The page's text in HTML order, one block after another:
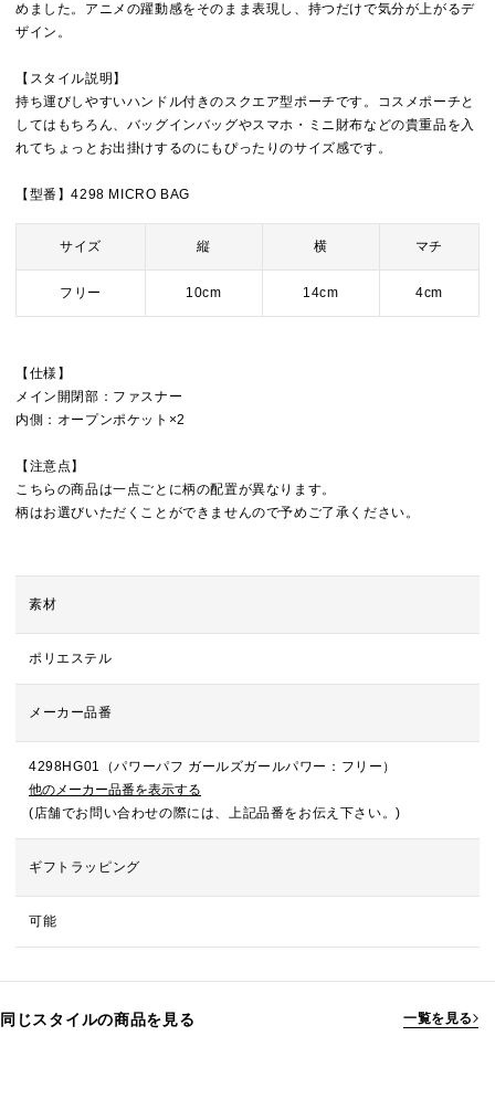
めました。アニメの躍動感をそのまま表現し、持つだけで気分が上がるデ
ザイン。
【スタイル説明】
持ち運びしやすいハンドル付きのスクエア型ポーチです。コスメポーチと
してはもちろん、バッグインバッグやスマホ・ミニ財布などの貴重品を入
れてちょっとお出掛けするのにもぴったりのサイズ感です。
【型番】4298 MICRO BAG
サイズ 縦 横 マチ
フリー 10cm 14cm 4cm
【仕様】
メイン開閉部：ファスナー
内側：オープンポケット×2
【注意点】
こちらの商品は一点ごとに柄の配置が異なります。
柄はお選びいただくことができませんので予めご了承ください。
素材
ポリエステル
メーカー品番
4298HG01（パワーパフ ガールズガールパワー：フリー）
他のメーカー品番を表示する
(店舗でお問い合わせの際には、上記品番をお伝え下さい。)
ギフトラッピング
可能
同じスタイルの商品を見る 一覧を見る